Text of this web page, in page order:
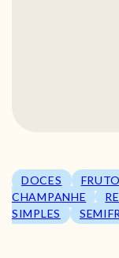
DOCES
CHAMPANHE
SIMPLES